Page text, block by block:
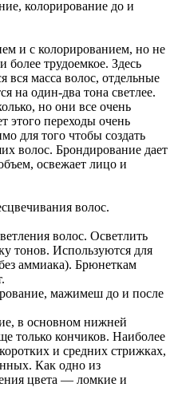
и с колорированием, но не
более трудоемкое. Здесь
вся масса волос, отдельные
на один-два тона светлее.
но они все очень
этого переходы очень
для того чтобы создать
волос. Брондирование дает
освежает лицо и
волос.
волос. Осветлить
тонов. Используются для
аммиака). Брюнеткам
в основном нижней
только кончиков. Наиболее
и средних стрижках,
Как одно из
цвета — ломкие и